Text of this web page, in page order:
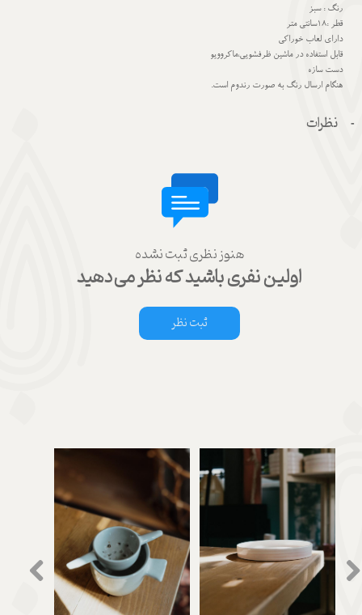
رنگ : سبز
قطر :18سانتی متر
دارای لعاب خوراکی
قابل استفاده در ماشین ظرفشویی،ماکروویو
دست سازه
هنگام ارسال رنگ به صورت رندوم است.
نظرات
هنوز نظری ثبت نشده
اولین نفری باشید که نظر می‌دهید
ثبت نظر